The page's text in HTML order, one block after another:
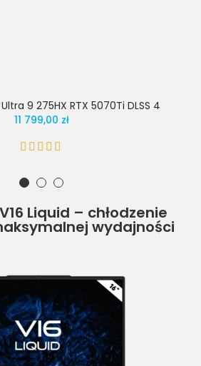
9 275HX RTX 5070Ti DLSS 4
11 799,00 zł
Liquid – chłodzenie
wydajności